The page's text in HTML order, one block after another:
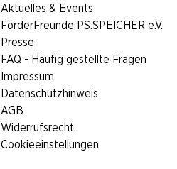
Aktuelles & Events
FörderFreunde PS.SPEICHER e.V.
Presse
FAQ - Häufig gestellte Fragen
Impressum
Datenschutzhinweis
AGB
Widerrufsrecht
Cookieeinstellungen